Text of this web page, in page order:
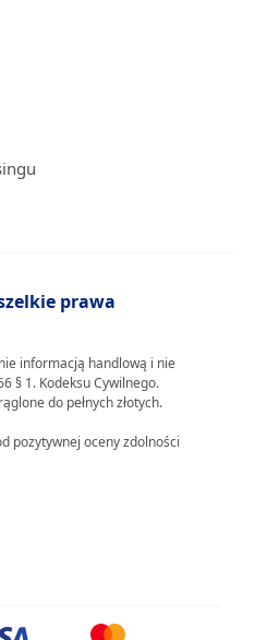
prawa
informacją handlową i nie
§ 1. Kodeksu Cywilnego.
do pełnych złotych.
pozytywnej oceny zdolności